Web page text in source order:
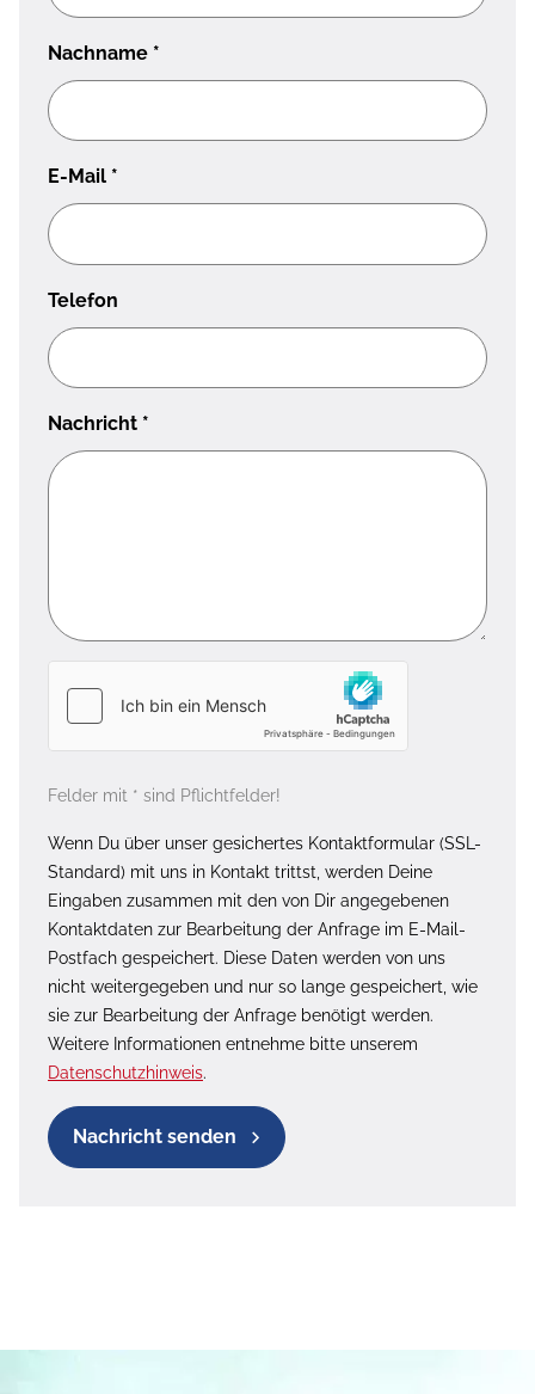
Nachname *
E-Mail *
Telefon
Nachricht *
Felder mit * sind Pflichtfelder!
Wenn Du über unser gesichertes Kontaktformular (SSL-
Standard) mit uns in Kontakt trittst, werden Deine
Eingaben zusammen mit den von Dir angegebenen
Kontaktdaten zur Bearbeitung der Anfrage im E-Mail-
Postfach gespeichert. Diese Daten werden von uns
nicht weitergegeben und nur so lange gespeichert, wie
sie zur Bearbeitung der Anfrage benötigt werden.
Weitere Informationen entnehme bitte unserem
Datenschutzhinweis.
Nachricht senden